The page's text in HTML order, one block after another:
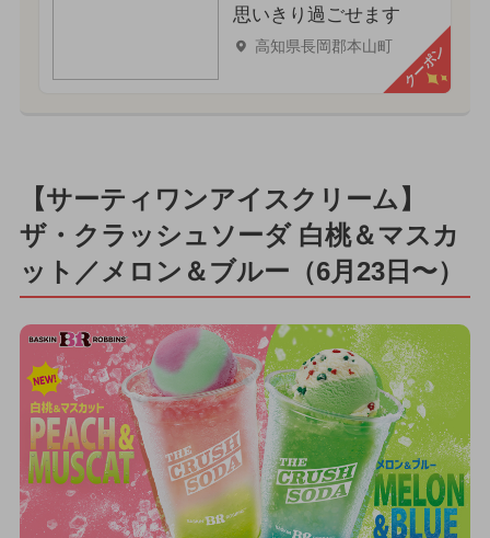
思いきり過ごせます
高知県長岡郡本山町 クーポン
【サーティワンアイスクリーム】
ザ・クラッシュソーダ 白桃＆マスカ
ット／メロン＆ブルー（6月23日〜）